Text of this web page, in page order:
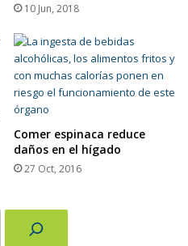
10 Jun, 2018
Comer espinaca reduce
daños en el hígado
27 Oct, 2016